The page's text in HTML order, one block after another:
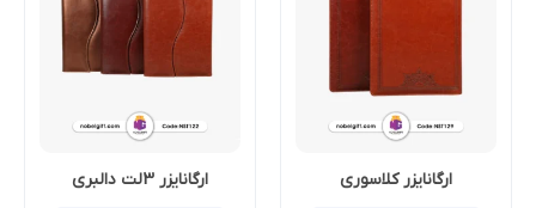
ارگانایزر کلاسوری
ارگانایزر 3لت دالبری